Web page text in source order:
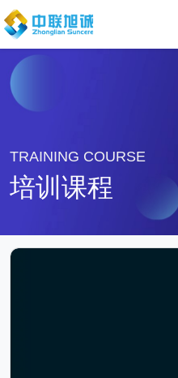
TRAINING COURSE
培训课程